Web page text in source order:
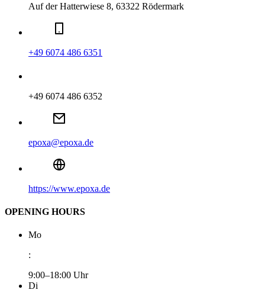
Auf der Hatterwiese 8, 63322 Rödermark
+49 6074 486 6351
+49 6074 486 6352
epoxa@epoxa.de
https://www.epoxa.de
OPENING HOURS
Mo
:
9:00–18:00 Uhr
Di